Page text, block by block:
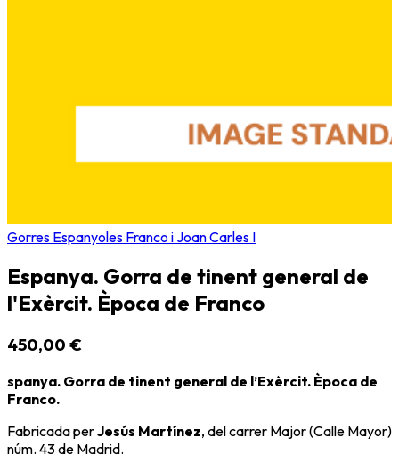
Gorres Espanyoles Franco i Joan Carles I
Espanya. Gorra de tinent general de
l'Exèrcit. Època de Franco
450,00 €
spanya. Gorra de tinent general de l’Exèrcit. Època de
Franco.
Fabricada perJesús Martínez, del carrer Major (Calle Mayor)
núm. 43 de Madrid.